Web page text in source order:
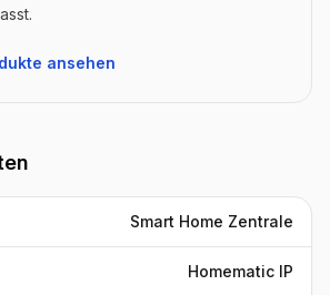
ansehen
Smart Home Zentrale
Homematic IP